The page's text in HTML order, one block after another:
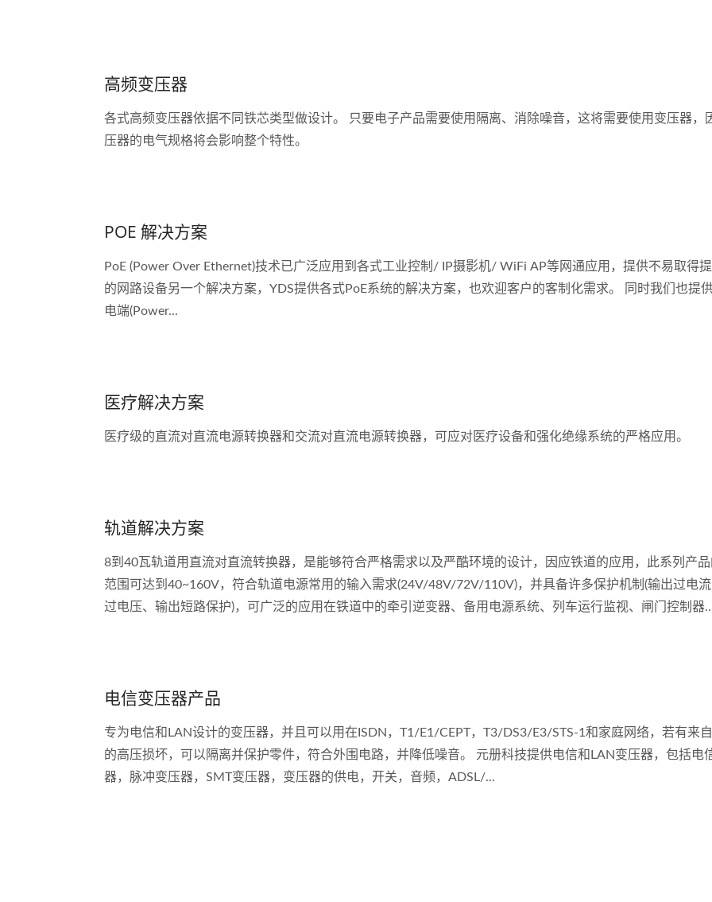
高频变压器
各式高频变压器依据不同铁芯类型做设计。 只要电子产品需要使用隔离、消除噪音，这将需要使用变压器，
压器的电气规格将会影响整个特性。
POE 解决方案
PoE (Power Over Ethernet)技术已广泛应用到各式工业控制/ IP摄影机/ WiFi AP等网通应用，提供不易取得
的网路设备另一个解决方案，YDS提供各式PoE系统的解决方案，也欢迎客户的客制化需求。 同时我们也提
电端(Power...
医疗解决方案
医疗级的直流对直流电源转换器和交流对直流电源转换器，可应对医疗设备和强化绝缘系统的严格应用。
轨道解决方案
8到40瓦轨道用直流对直流转换器，是能够符合严格需求以及严酷环境的设计，因应铁道的应用，此系列产
范围可达到40~160V，符合轨道电源常用的输入需求(24V/48V/72V/110V)，并具备许多保护机制(输出过电
过电压、输出短路保护)，可广泛的应用在铁道中的牵引逆变器、备用电源系统、列车运行监视、闸门控制
电信变压器产品
专为电信和LAN设计的变压器，并且可以用在ISDN，T1/E1/CEPT，T3/DS3/E3/STS-1和家庭网络，若有来
的高压损坏，可以隔离并保护零件，符合外围电路，并降低噪音。 元册科技提供电信和LAN变压器，包括电
器，脉冲变压器，SMT变压器，变压器的供电，开关，音频，ADSL/...